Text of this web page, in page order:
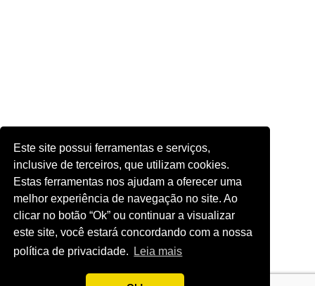
Este site possui ferramentas e serviços,
inclusive de terceiros, que utilizam cookies.
Estas ferramentas nos ajudam a oferecer uma
melhor experiência de navegação no site. Ao
clicar no botão “Ok” ou continuar a visualizar
este site, você estará concordando com a nossa
política de privacidade.
Leia mais